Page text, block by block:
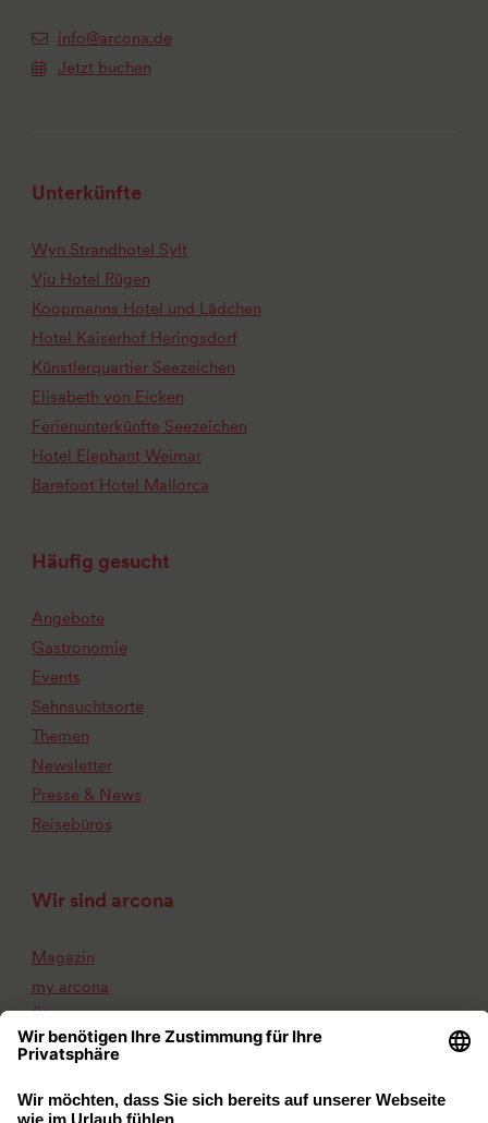
info@arcona.de
Jetzt buchen
Unterkünfte
Wyn Strandhotel Sylt
Vju Hotel Rügen
Koopmanns Hotel und Lädchen
Hotel Kaiserhof Heringsdorf
Künstlerquartier Seezeichen
Elisabeth von Eicken
Ferienunterkünfte Seezeichen
Hotel Elephant Weimar
Barefoot Hotel Mallorca
Häufig gesucht
Angebote
Gastronomie
Events
Sehnsuchtsorte
Themen
Newsletter
Presse & News
Reisebüros
Wir sind arcona
Magazin
my arcona
Über uns
Karriere
Impressum